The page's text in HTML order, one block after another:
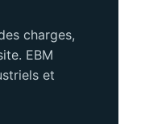
charges,
EBM
et